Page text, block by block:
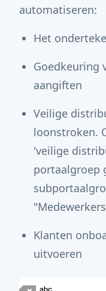
automatiseren:
Het
Goedkeuring
aangiften
Veilige
loonstroken.
'veilige
portaalgroep
Klanten
uitvoeren